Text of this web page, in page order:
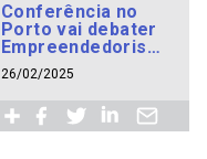
Conferência no
Porto vai debater
Empreendedorismo
Migrante e
resultados do
26/02/2025